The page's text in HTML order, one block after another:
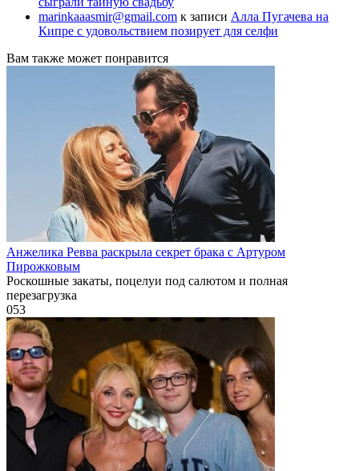
marinkaaasmir@gmail.com к записи Алла Пугачева на
Кипре с удовольствием позирует для селфи
Вам также может понравится
Анжелика Ревва раскрыла секрет брака с Артуром
Пирожковым
Роскошные закаты, поцелуи под салютом и полная
перезагрузка
053